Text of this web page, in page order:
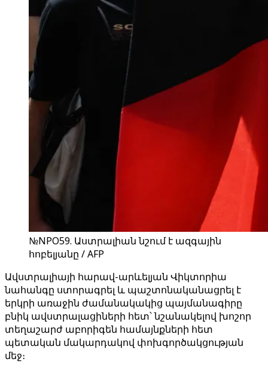
№NPO59. Աստրալիան նշում է ազգային
հոբելյանը / AFP
Ավստրալիայի հարավ-արևելյան Վիկտորիա
նահանգը ստորագրել և պաշտոնականացրել է
երկրի առաջին ժամանակակից պայմանագիրը
բնիկ ավստրալացիների հետ՝ նշանակելով խոշոր
տեղաշարժ աբորիգեն համայնքների հետ
պետական ​​մակարդակով փոխգործակցության
մեջ։